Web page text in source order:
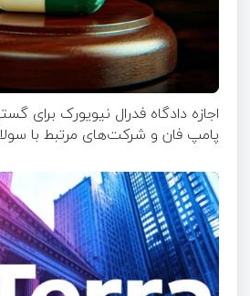
اجازه دادگاه فدرال نیویورک برای
پامپ فان و شرکت‌های مرتبط با